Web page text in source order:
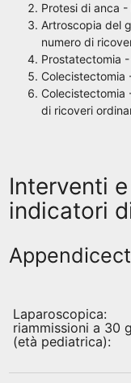
Protesi di anca
Artroscopia del
numero di
Prostatectomia
Colecistectomia
Colecistectomia
di ricoveri
Interventi
indicatori
Laparoscopica:
riammissioni a 30
(età pediatrica):